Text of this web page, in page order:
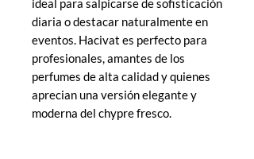
diaria o destacar naturalmente en
eventos. Hacivat es perfecto para
profesionales, amantes de los
perfumes de alta calidad y quienes
aprecian una versión elegante y
moderna del chypre fresco.